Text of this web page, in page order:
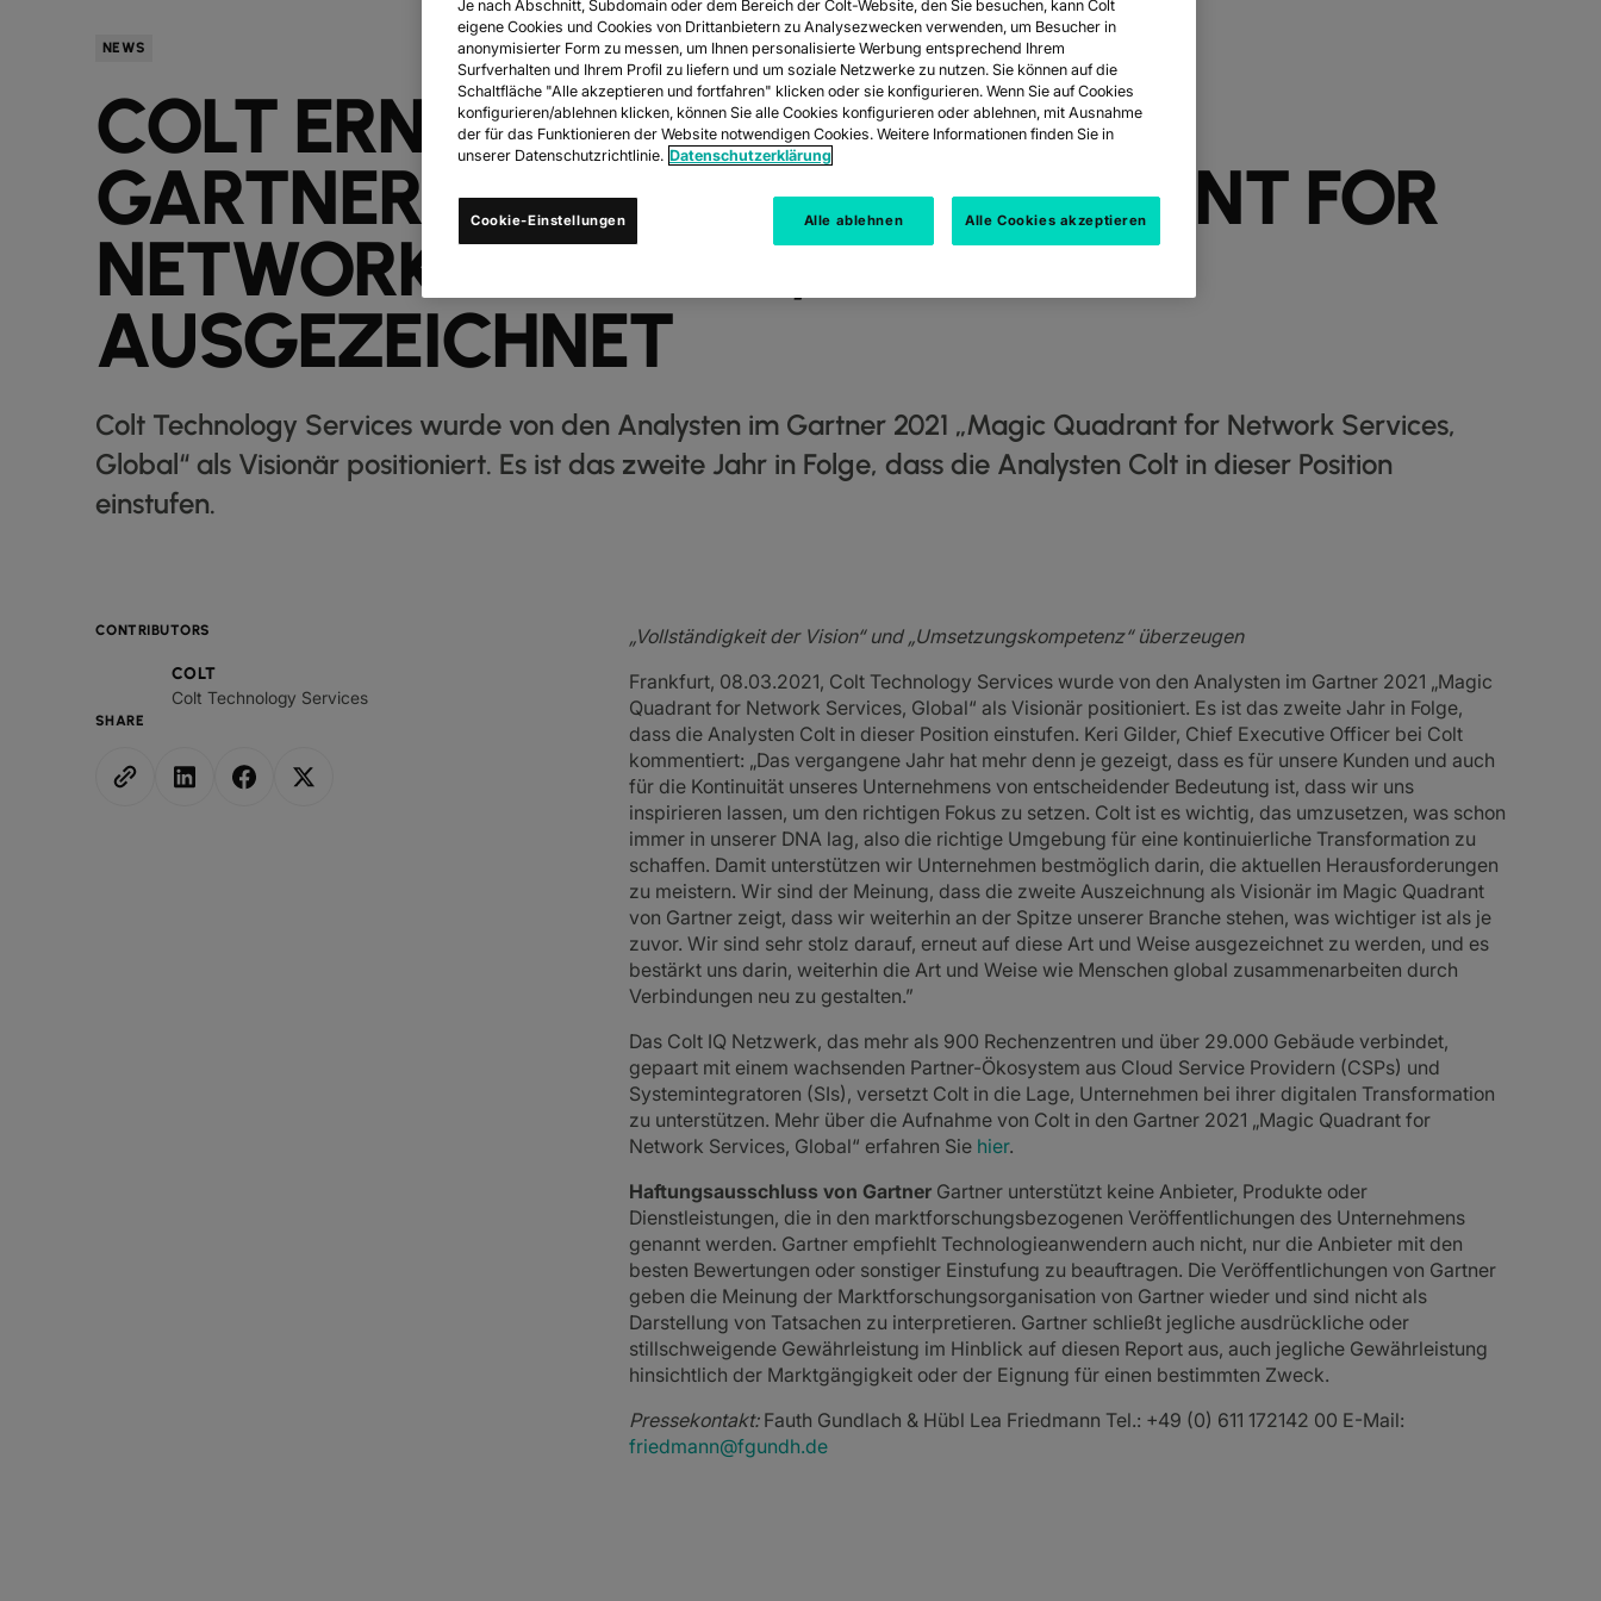
NEWS
COLT ERNEUT ALS VISIONÄR IM
GARTNER 2021 „MAGIC QUADRANT FOR
NETWORK SERVICES, GLOBAL“
AUSGEZEICHNET
Colt Technology Services wurde von den Analysten im Gartner 2021 „Magic Quadrant for Network Services,
Global“ als Visionär positioniert. Es ist das zweite Jahr in Folge, dass die Analysten Colt in dieser Position
einstufen.
CONTRIBUTORS
COLT
Colt Technology Services
SHARE
„Vollständigkeit der Vision“ und „Umsetzungskompetenz“ überzeugen
Frankfurt, 08.03.2021, Colt Technology Services wurde von den Analysten im Gartner 2021 „Magic
Quadrant for Network Services, Global“ als Visionär positioniert. Es ist das zweite Jahr in Folge,
dass die Analysten Colt in dieser Position einstufen. Keri Gilder, Chief Executive Officer bei Colt
kommentiert: „Das vergangene Jahr hat mehr denn je gezeigt, dass es für unsere Kunden und auch
für die Kontinuität unseres Unternehmens von entscheidender Bedeutung ist, dass wir uns
inspirieren lassen, um den richtigen Fokus zu setzen. Colt ist es wichtig, das umzusetzen, was schon
immer in unserer DNA lag, also die richtige Umgebung für eine kontinuierliche Transformation zu
schaffen. Damit unterstützen wir Unternehmen bestmöglich darin, die aktuellen Herausforderungen
zu meistern. Wir sind der Meinung, dass die zweite Auszeichnung als Visionär im Magic Quadrant
von Gartner zeigt, dass wir weiterhin an der Spitze unserer Branche stehen, was wichtiger ist als je
zuvor. Wir sind sehr stolz darauf, erneut auf diese Art und Weise ausgezeichnet zu werden, und es
bestärkt uns darin, weiterhin die Art und Weise wie Menschen global zusammenarbeiten durch
Verbindungen neu zu gestalten.”
Das Colt IQ Netzwerk, das mehr als 900 Rechenzentren und über 29.000 Gebäude verbindet,
gepaart mit einem wachsenden Partner-Ökosystem aus Cloud Service Providern (CSPs) und
Systemintegratoren (SIs), versetzt Colt in die Lage, Unternehmen bei ihrer digitalen Transformation
zu unterstützen. Mehr über die Aufnahme von Colt in den Gartner 2021 „Magic Quadrant for
Network Services, Global“ erfahren Sie hier.
Haftungsausschluss von Gartner Gartner unterstützt keine Anbieter, Produkte oder
Dienstleistungen, die in den marktforschungsbezogenen Veröffentlichungen des Unternehmens
genannt werden. Gartner empfiehlt Technologieanwendern auch nicht, nur die Anbieter mit den
besten Bewertungen oder sonstiger Einstufung zu beauftragen. Die Veröffentlichungen von Gartner
geben die Meinung der Marktforschungsorganisation von Gartner wieder und sind nicht als
Darstellung von Tatsachen zu interpretieren. Gartner schließt jegliche ausdrückliche oder
stillschweigende Gewährleistung im Hinblick auf diesen Report aus, auch jegliche Gewährleistung
hinsichtlich der Marktgängigkeit oder der Eignung für einen bestimmten Zweck.
Pressekontakt:Fauth Gundlach & Hübl Lea Friedmann Tel.: +49 (0) 611 172142 00 E-Mail:
friedmann@fgundh.de
Je nach Abschnitt, Subdomain oder dem Bereich der Colt-Website, den Sie besuchen, kann Colt
eigene Cookies und Cookies von Drittanbietern zu Analysezwecken verwenden, um Besucher in
anonymisierter Form zu messen, um Ihnen personalisierte Werbung entsprechend Ihrem
Surfverhalten und Ihrem Profil zu liefern und um soziale Netzwerke zu nutzen. Sie können auf die
Schaltfläche "Alle akzeptieren und fortfahren" klicken oder sie konfigurieren. Wenn Sie auf Cookies
konfigurieren/ablehnen klicken, können Sie alle Cookies konfigurieren oder ablehnen, mit Ausnahme
der für das Funktionieren der Website notwendigen Cookies. Weitere Informationen finden Sie in
unserer Datenschutzrichtlinie. Datenschutzerklärung
Cookie-Einstellungen Alle ablehnen Alle Cookies akzeptieren